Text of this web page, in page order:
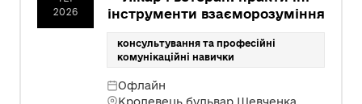
2026
інструменти взаєморозуміння
консультування та професійні
комунікаційні навички
Офлайн